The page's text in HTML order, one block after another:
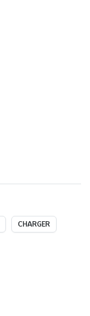
CHARGER